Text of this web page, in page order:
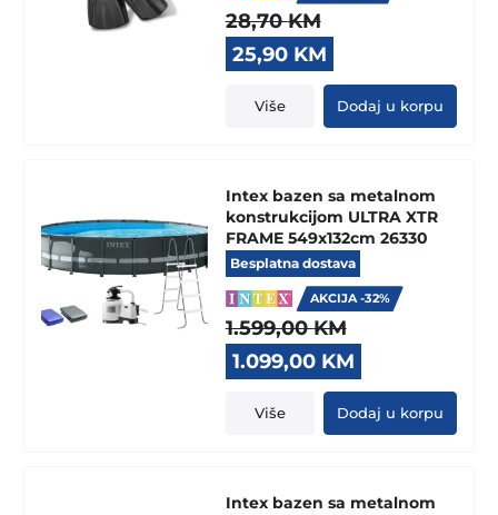
28,70KM
Original
price
was:
28,70 KM.
25,90 KM
price
is:
25,90 KM.
Više Dodaj u korpu
Intex bazen sa metalnom
konstrukcijom ULTRA XTR
FRAME 549x132cm 26330
Besplatna dostava
AKCIJA -32%
1.599,00KM
Original
price
was:
1.599,00 KM.
1.099,00 KM
price
is:
1.099,00 KM.
Više Dodaj u korpu
Intex bazen sa metalnom